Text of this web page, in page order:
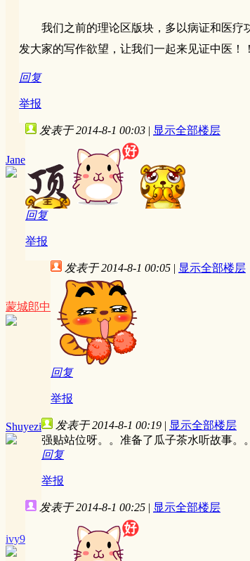
我们之前的理论区版块，多以病证和医
发大家的写作欲望，让我们一起来见证中医！
回复
举报
Jane
发表于 2014-8-1 00:03 | 显示全部楼层
回复
举报
蒙城郎中
发表于 2014-8-1 00:05 | 显示全部楼层
回复
举报
Shuyezi 发表于 2014-8-1 00:19 | 显示全部楼层
强贴站位呀。。准备了瓜子茶水听故事。
回复
举报
ivy9
发表于 2014-8-1 00:25 | 显示全部楼层